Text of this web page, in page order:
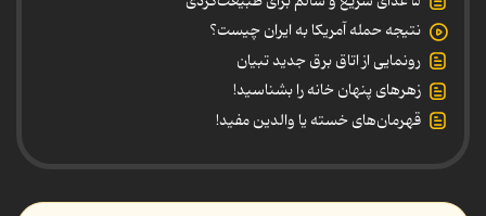
نتیجه حمله آمریکا به ایران چیست؟
رونمایی از اتاق برق جدید تبیان
زهرهای پنهان خانه را بشناسید!
قهرمان‌های خسته یا والدین مفید!